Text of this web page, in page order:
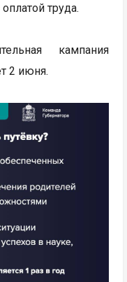
труда.
кампания
2 июня.